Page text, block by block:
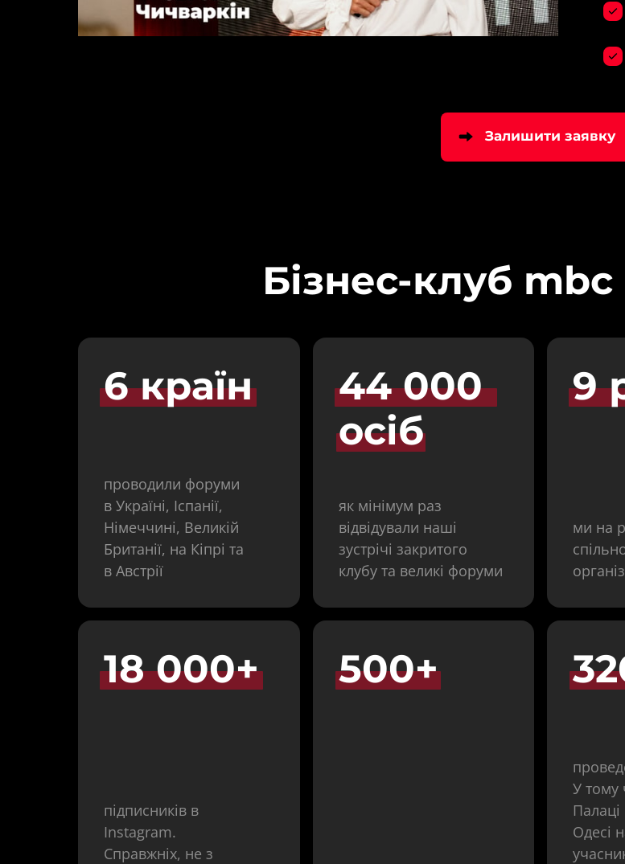
Залишити заявку
Бізнес-клуб
6 країн
проводили форуми
в Україні, Іспанії,
Німеччині, Великій
Британії, на Кіпрі та
в Австрії
44
000
осіб
як мінімум раз
відвідували наші
зустрічі закритого
клубу та великі форуми
9
ми на
18 000+
підписників в
Instagram.
Справжніх, не з
500+
У тому
Одесі